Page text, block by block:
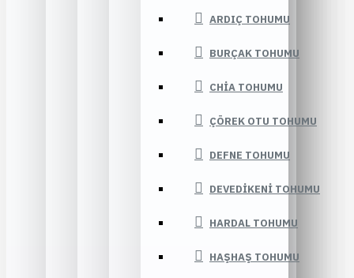
ARDIÇ TOHUMU
BURÇAK TOHUMU
CHIA TOHUMU
ÇÖREK OTU TOHUMU
DEFNE TOHUMU
DEVEDIKENI TOHUMU
HARDAL TOHUMU
HAŞHAŞ TOHUMU